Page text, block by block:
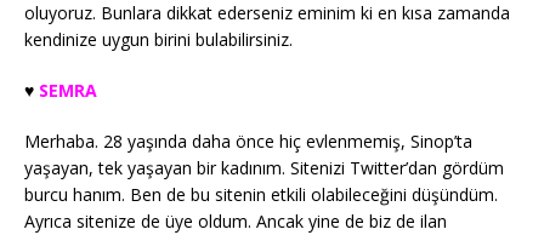
oluyoruz. Bunlara dikkat ederseniz eminim ki en kısa zamanda
kendinize uygun birini bulabilirsiniz.
♥️ SEMRA
Merhaba. 28 yaşında daha önce hiç evlenmemiş, Sinop’ta
yaşayan, tek yaşayan bir kadınım. Sitenizi Twitter’dan gördüm
burcu hanım. Ben de bu sitenin etkili olabileceğini düşündüm.
Ayrıca sitenize de üye oldum. Ancak yine de biz de ilan